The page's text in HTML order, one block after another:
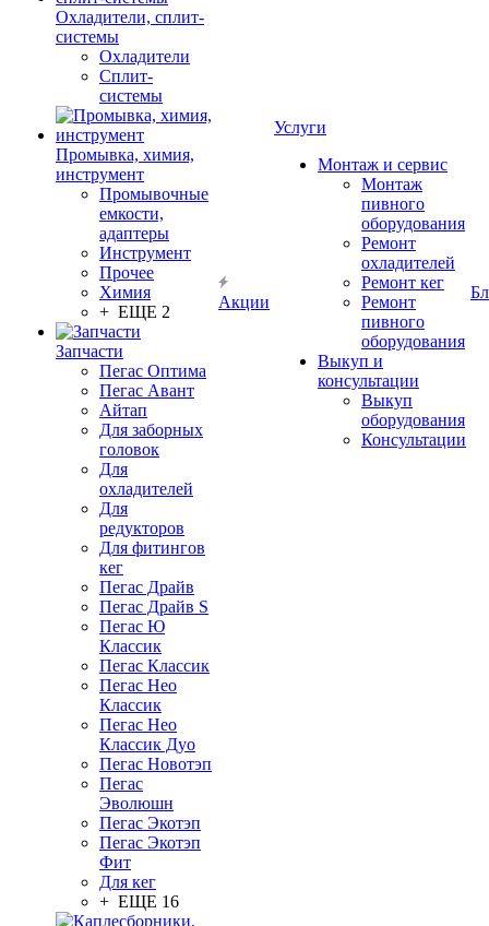
Охладители, сплит-
системы
Охладители
Сплит-
системы
Промывка, химия,
инструмент
Промывочные
емкости,
адаптеры
Инструмент
Прочее
Химия
+ ЕЩЕ 2
Запчасти
Пегас Оптима
Пегас Авант
Айтап
Для заборных
головок
Для
охладителей
Для
редукторов
Для фитингов
кег
Пегас Драйв
Пегас Драйв S
Пегас Ю
Классик
Пегас Классик
Пегас Нео
Классик
Пегас Нео
Классик Дуо
Пегас Новотэп
Пегас
Эволюшн
Пегас Экотэп
Пегас Экотэп
Фит
Для кег
+ ЕЩЕ 16
Акции
Услуги
Монтаж и сервис
Монтаж
пивного
оборудования
Ремонт
охладителей
Ремонт кег
Ремонт
пивного
оборудования
Выкуп и
консультации
Выкуп
оборудования
Консультации